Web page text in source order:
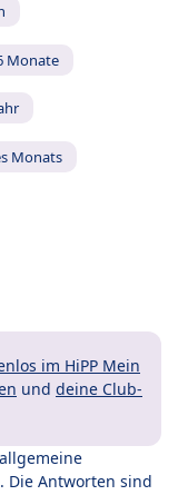
Monate
Monats
im HiPP Mein
und deine Club-
Die Antworten sind